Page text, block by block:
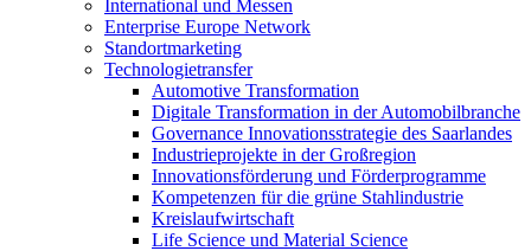
International und Messen
Enterprise Europe Network
Standortmarketing
Technologietransfer
Automotive Transformation
Digitale Transformation in der Automobilbranche
Governance Innovationsstrategie des Saarlandes
Industrieprojekte in der Großregion
Innovationsförderung und Förderprogramme
Kompetenzen für die grüne Stahlindustrie
Kreislaufwirtschaft
Life Science und Material Science